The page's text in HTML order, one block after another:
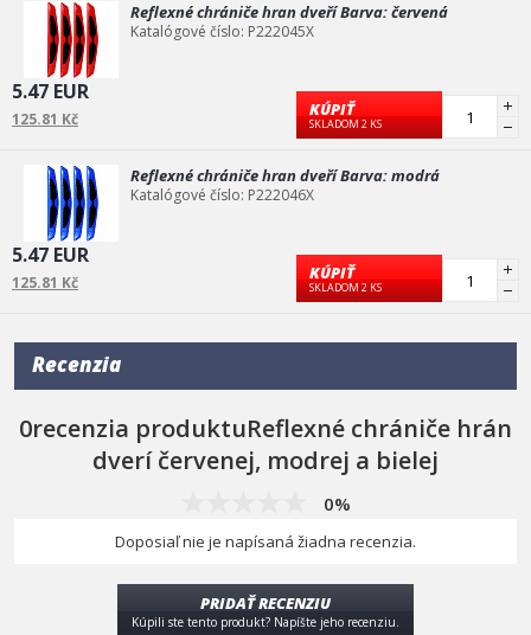
Reflexné chrániče hran dveří Barva: červená
Katalógové číslo: P222045X
5.47 EUR
125.81 Kč KÚPIŤ
SKLADOM 2 KS
Reflexné chrániče hran dveří Barva: modrá
Katalógové číslo: P222046X
5.47 EUR
125.81 Kč KÚPIŤ
SKLADOM 2 KS
Recenzia
0recenzia produktuReflexné chrániče hrán
dverí červenej, modrej a bielej
0%
Doposiaľ nie je napísaná žiadna recenzia.
PRIDAŤ RECENZIU
Kúpili ste tento produkt? Napíšte jeho recenziu.